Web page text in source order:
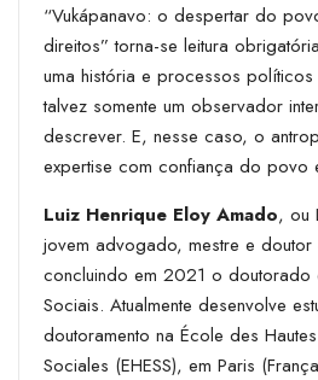
“Vukápanavo: o despertar do
direitos” torna-se leitura
uma história e processos
talvez somente um observador
descrever. E, nesse caso, o
expertise com confiança do povo
Luiz Henrique Eloy Amado, ou
jovem advogado, mestre e
concluindo em 2021 o doutorado
Sociais. Atualmente desenvolve
doutoramento na École des
Sociales (EHESS), em Paris